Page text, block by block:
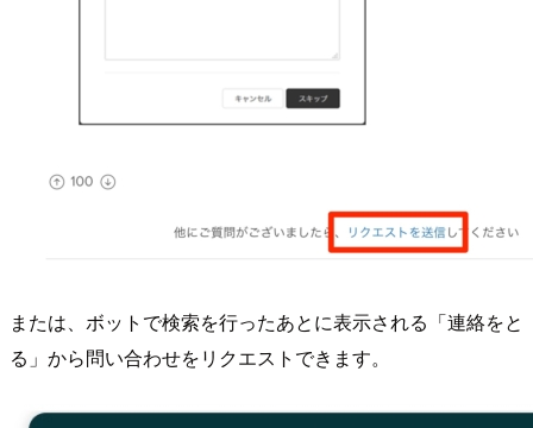
または、ボットで検索を行ったあとに表示される「連絡をと
る」から問い合わせをリクエストできます。